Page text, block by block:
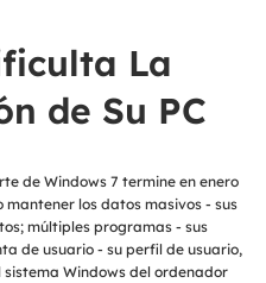
La
de Su PC
de Windows 7 termine en enero
mantener los datos masivos - sus
múltiples programas - sus
de usuario - su perfil de usuario,
sistema Windows del ordenador